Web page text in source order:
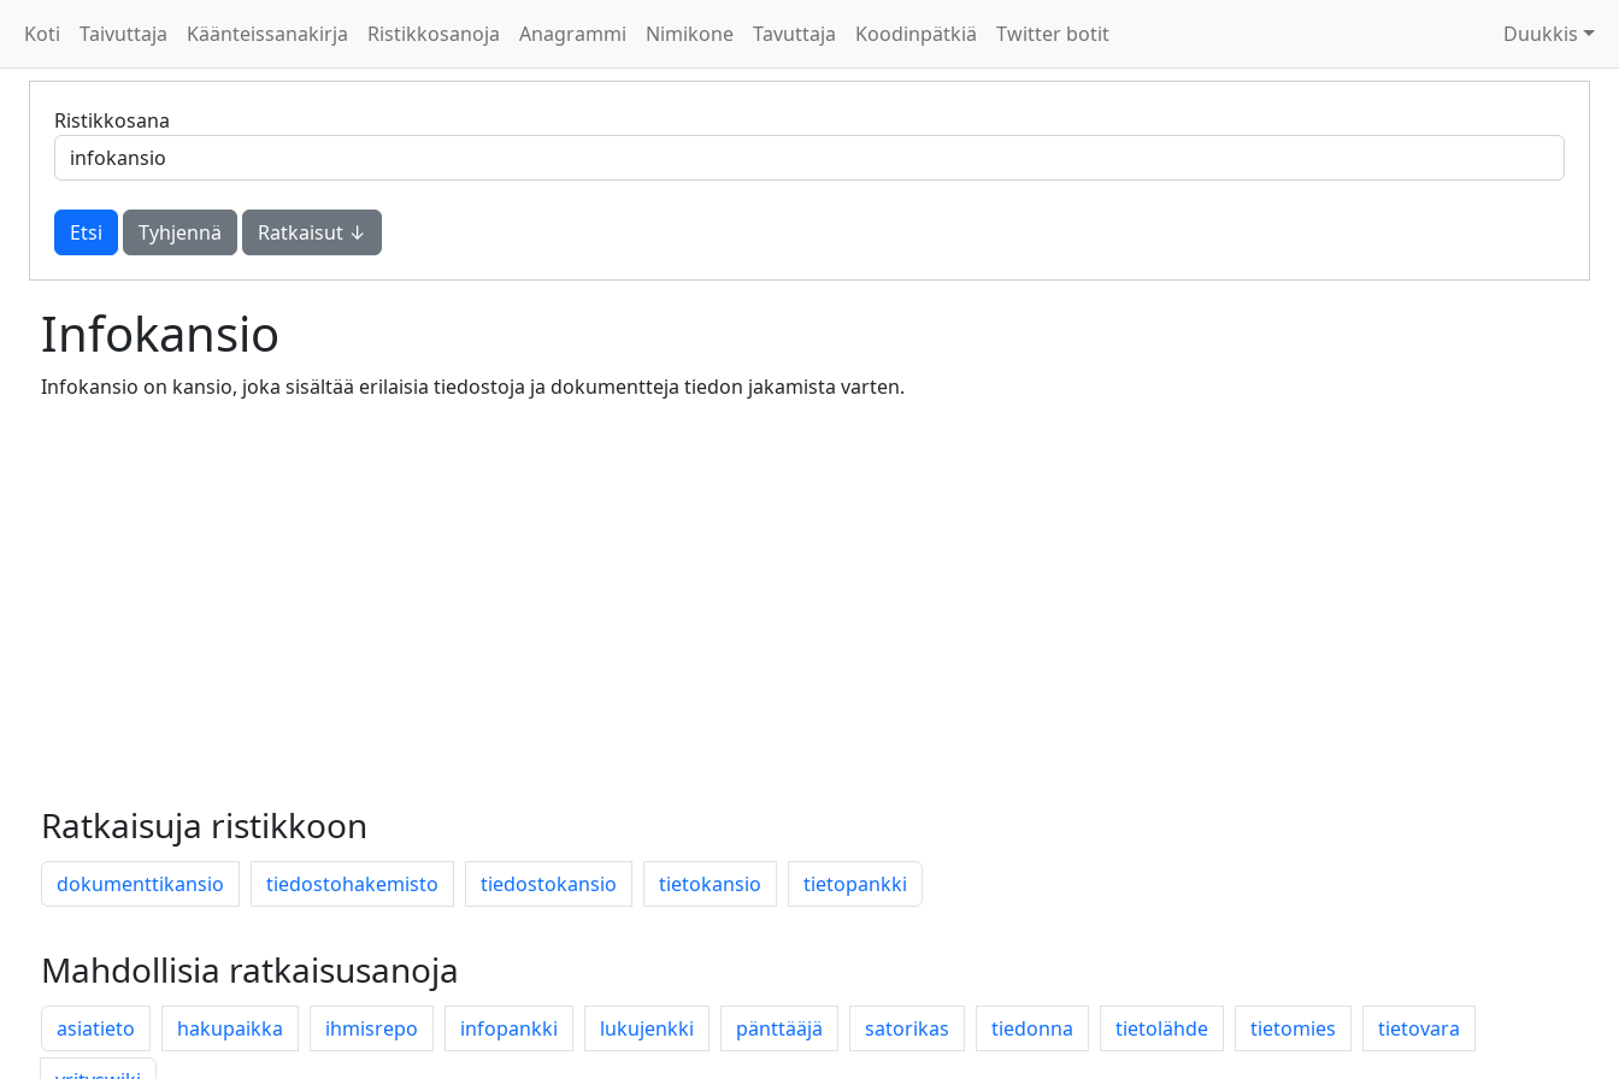
Koti Taivuttaja Käänteissanakirja Ristikkosanoja Anagrammi Nimikone Tavuttaja Koodinpätkiä Twitter botit Duukkis
Ristikkosana
Tyhjennä Ratkaisut ↓
Infokansio
Infokansio on kansio, joka sisältää erilaisia tiedostoja ja dokumentteja tiedon jakamista varten.
Ratkaisuja ristikkoon
dokumenttikansio tiedostohakemisto tiedostokansio tietokansio tietopankki
Mahdollisia ratkaisusanoja
asiatieto hakupaikka ihmisrepo infopankki lukujenkki pänttääjä satorikas tiedonna tietolähde tietomies
tietovara